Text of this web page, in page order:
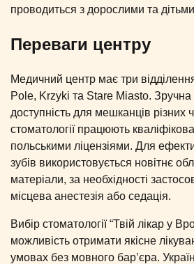
проводиться з дорослими та
Переваги центру
Медичний центр має три
Pole, Krzyki та Stare Miasto. Зручна
доступність для мешканців різних
стоматології працюють
польськими ліцензіями. Для
зубів використовується новітнє
матеріали, за необхідності
місцева анестезія або седація.
Вибір стоматології “Твій лікар у
можливість отримати якісне
умовах без мовного бар’єра.